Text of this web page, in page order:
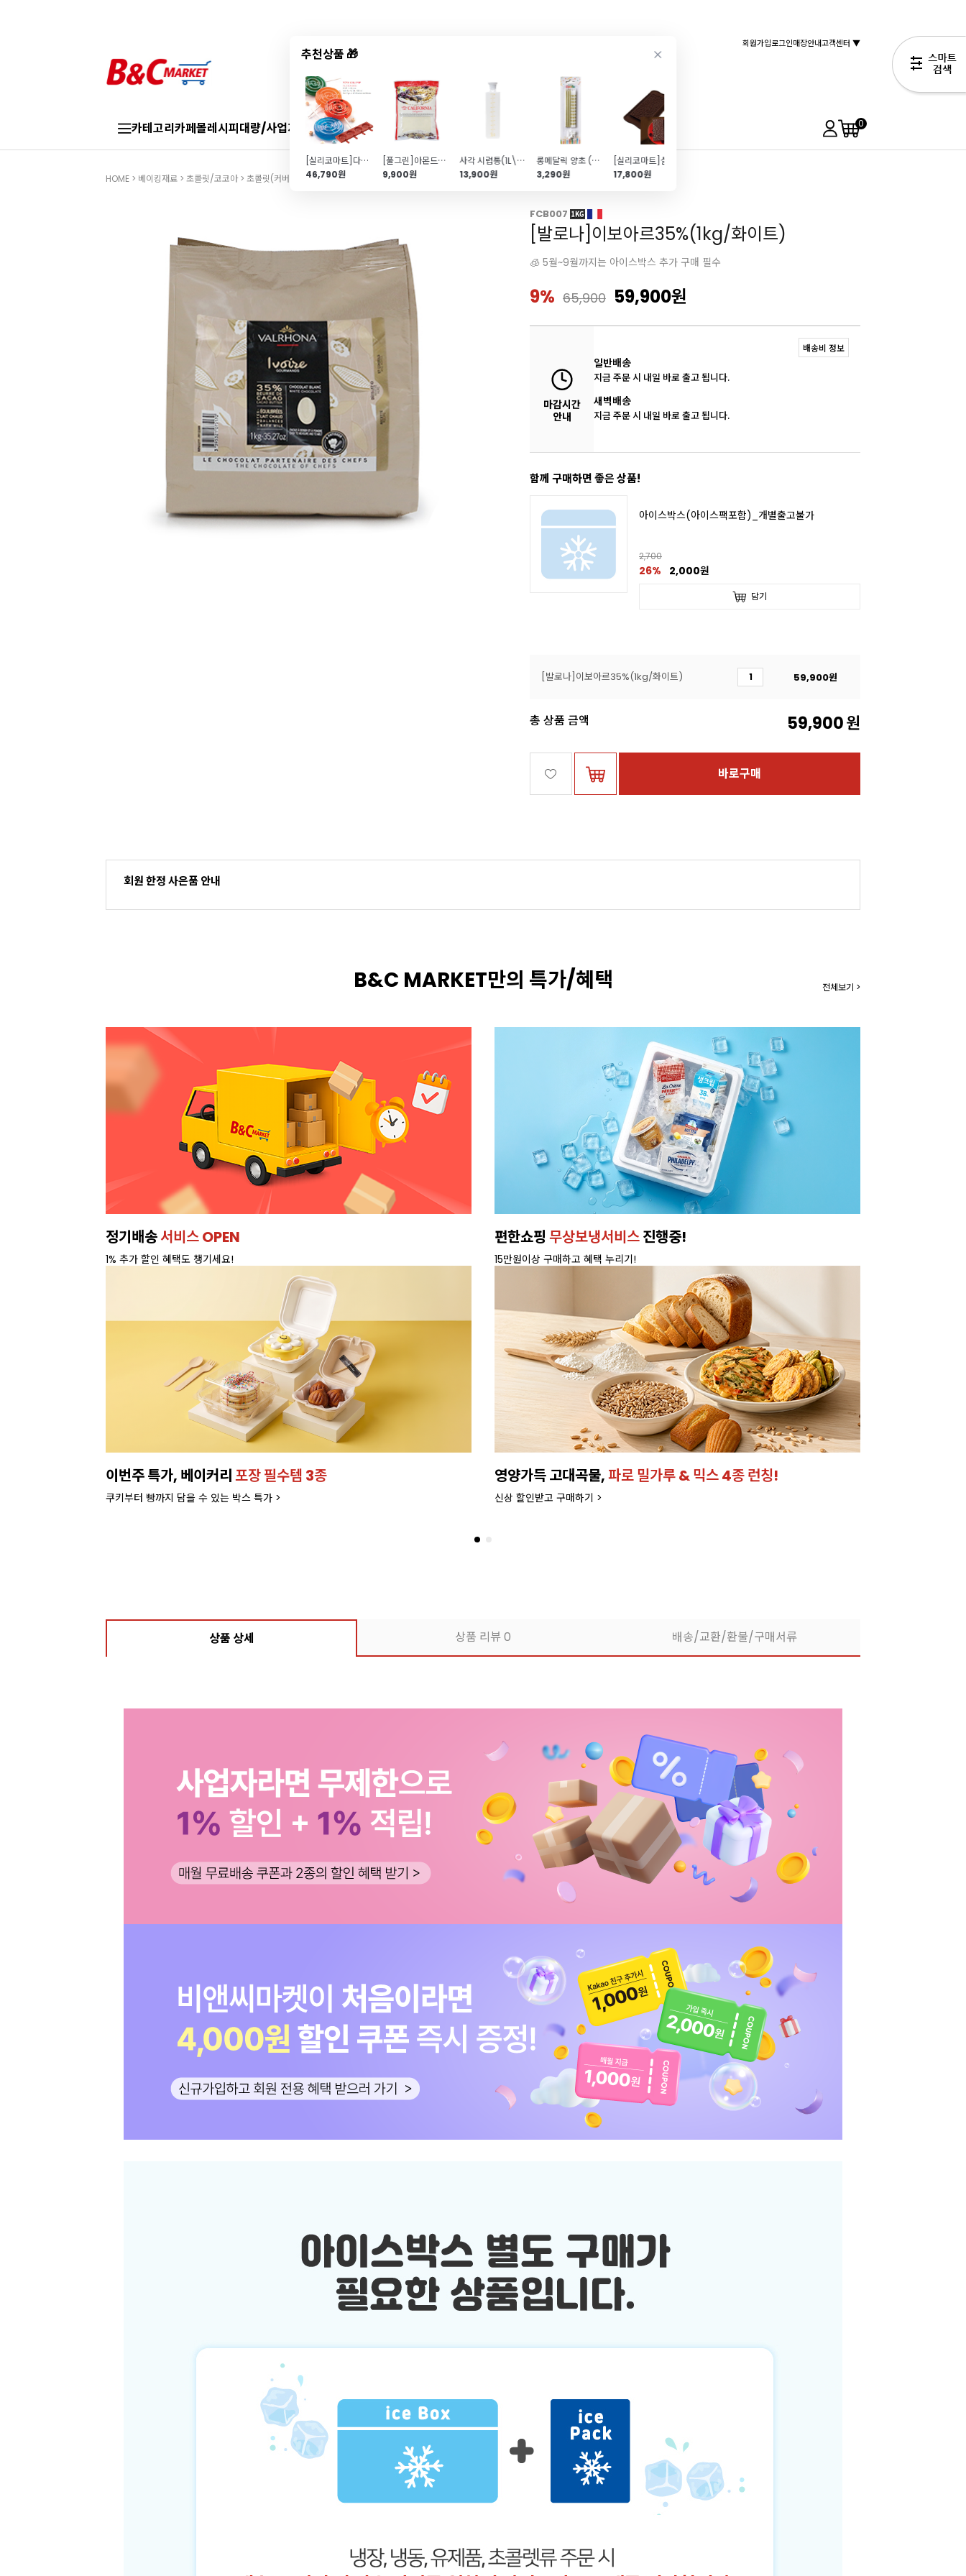
추천상품 🎁
[실리코마트]다용도 실리콘팝몰드-POP01 LOLLI POP
46,790원
[풀그린]아몬드가루 95%(1kg)
9,900원
사각 시럽통(1L\/PP\/뿌리는시럽통\/케이크시럽)
13,900원
롱메달릭 양초 (골드\/6개입\/생일초)
3,290원
17,800원
회원가입로그인매장안내고객센터 ▼
카테고리카페몰레시피대량/사업자 브랜드샵신상품 TOP50특가/혜택 0
HOME > 베이킹재료 > 초콜릿/코코아> 초콜릿(커버처)
FCB007
[발로나]이보아르35%(1kg/화이트)
🧊 5월~9월까지는 아이스박스 추가 구매 필수
9% 65,900 59,900원
마감시간
안내
일반배송
지금 주문 시 내일 바로 출고 됩니다.
새벽배송
지금 주문 시 내일 바로 출고 됩니다.
배송비 정보
함께 구매하면 좋은 상품!
아이스박스(아이스팩포함)_개별출고불가
2,700
26% 2,000원
담기
[발로나]이보아르35%(1kg/화이트) 59,900원
총 상품 금액 59,900원
바로구매
회원 한정 사은품 안내
B&C MARKET만의 특가/혜택 전체보기 >
정기배송서비스 OPEN
1% 추가 할인 혜택도 챙기세요!
편한쇼핑 무상보냉서비스진행중!
15만원이상 구매하고 혜택 누리기!
이번주 특가, 베이커리포장 필수템 3종
쿠키부터 빵까지 담을 수 있는 박스 특가 >
영양가득 고대곡물,파로 밀가루 & 믹스 4종 런칭!
신상 할인받고 구매하기 >
상품 상세 상품 리뷰0 배송/교환/환불/구매서류